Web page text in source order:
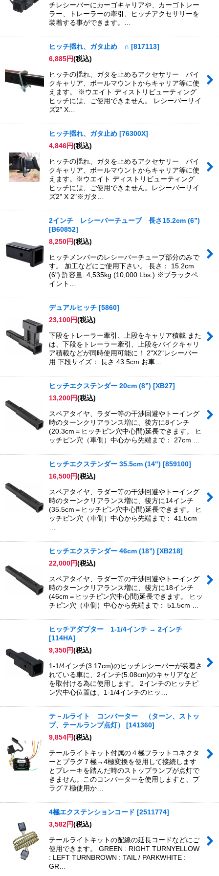
チレシーバーにカーゴキャリアや、カーゴトレー
ラー、トレーラーの牽引、ヒッチアクセサリーを
装着する事ができます。…
ヒッチ揺れ、ガタ止め ∩ [817113]
6,885円(税込)
ヒッチの揺れ、ガタを止めるアクセサリー バイ
クキャリア、ボールマウントからキャリア等に使
えます。 ※ウエイト ディストリビューティング
ヒッチには、ご使用できません。 レシーバーサイ
ズ2" X…
ヒッチ揺れ、ガタ止め [76300X]
4,846円(税込)
ヒッチの揺れ、ガタを止めるアクセサリー バイ
クキャリア、ボールマウントからキャリア等に使
えます。※ウエイト ディストリビューティング
ヒッチには、ご使用できません。レシーバーサイ
ズ2" X 2"※ガタ…
2インチ レシーバーチューブ 長さ15.2cm (6”)
[B60852]
8,250円(税込)
ヒッチメンバーのレシーバーチューブ部分のみで
す。 加工などにご使用下さい。 長さ： 15.2cm
(6") 許容量: 4,535kg (10,000 Lbs.) ※ブラックペ
イント…
デュアルヒッチ [5860]
23,100円(税込)
下段をトレーラー牽引、上段をキャリア積載 また
は、下段をトレーラー牽引、上段をバイクキャリ
ア積載などが同時使用可能に！ 2"X2"レシーバー
用 下段サイズ： 長さ 43.5cm お車…
ヒッチエクステンダー 20cm (8”) [XB27]
13,200円(税込)
スペアタイヤ、ラダー等の干渉回避やトーイング
時のターンクリアランス増に、後方に8インチ
(20.3cm＝ヒッチピン穴中心間)延長できます。 ヒ
ッチピン穴（車側）中心から先端まで： 27cm …
ヒッチエクステンダー 35.5cm (14") [859100]
16,500円(税込)
スペアタイヤ、ラダー等の干渉回避やトーイング
時のターンクリアランス増に、後方に14インチ
(35.5cm＝ヒッチピン穴中心間)延長できます。 ヒ
ッチピン穴（車側）中心から先端まで： 41.5cm
ヒッチエクステンダー 46cm (18”) [XB218]
22,000円(税込)
スペアタイヤ、ラダー等の干渉回避やトーイング
時のターンクリアランス増に、後方に18インチ
(46cm＝ヒッチピン穴中心間)延長できます。 ヒッ
チピン穴（車側）中心から先端まで： 51.5cm …
ヒッチアダプター 1-1/4インチ → 2インチ
[114HA]
9,350円(税込)
1-1/4インチ(3.17cm)のヒッチレシーバーが装着さ
れている車に、2インチ(5.08cm)のキャリアなど
を取付ける為に使用します。 2インチのヒッチピ
ン穴中心位置は、1-1/4インチのヒッ…
テ－ルライト コンバーター （ターン、ストッ
プ、テールランプ点灯）
[141360]
9,854円(税込)
テールライトキット付属の４極フラットコネクタ
ーとプラグ７極→4極変換を使用して接続します
とブレーキを踏んだ時のストップランプが点灯で
きません。このコンバーターを使用しますと、プ
ラグ７極使用か…
4極エクステンションコード [2511774]
3,582円(税込)
テールライトキットの配線の延長コードなどにご
使用できます。 GREEN : RIGHT TURNYELLOW
: LEFT TURNBROWN : TAIL / PARKWHITE :
GR…